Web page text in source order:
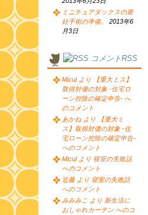
ミニチュアダックスの避
妊手術の準備。
2013年6
月3日
コメントRSS
Micul より 【重大ミス】
取得対価の対象 -住宅ロ
ーン控除の確定申告- へ
のコメント
あかね より 【重大ミ
ス】取得対価の対象 -住
宅ローン控除の確定申告-
へのコメント
Micul より 寝室の失敗話
へのコメント
近藤 より 寝室の失敗話
へのコメント
みみみこ より 新生活に
おしゃれカーテン へのコ